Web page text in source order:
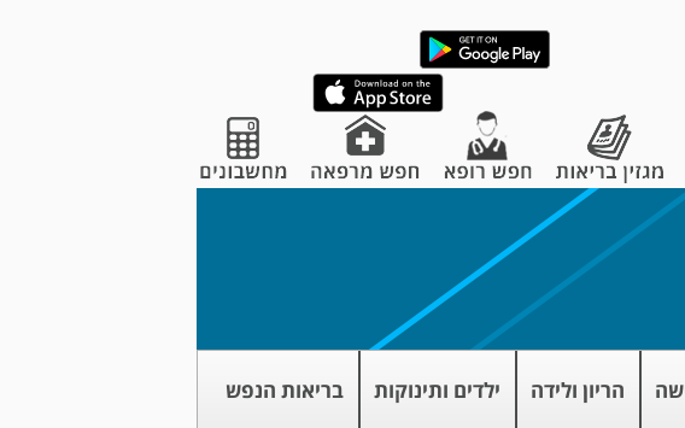
הריון ולידה ילדים ותינוקות בריאות הנפש